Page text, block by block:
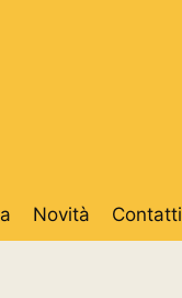
Novità Contatti